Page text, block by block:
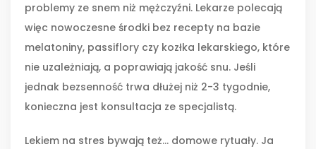
problemy ze snem niż mężczyźni. Lekarze polecają
więc nowoczesne środki bez recepty na bazie
melatoniny, passiflory czy kozłka lekarskiego, które
nie uzależniają, a poprawiają jakość snu. Jeśli
jednak bezsenność trwa dłużej niż 2-3 tygodnie,
konieczna jest konsultacja ze specjalistą.
Lekiem na stres bywają też... domowe rytuały. Ja